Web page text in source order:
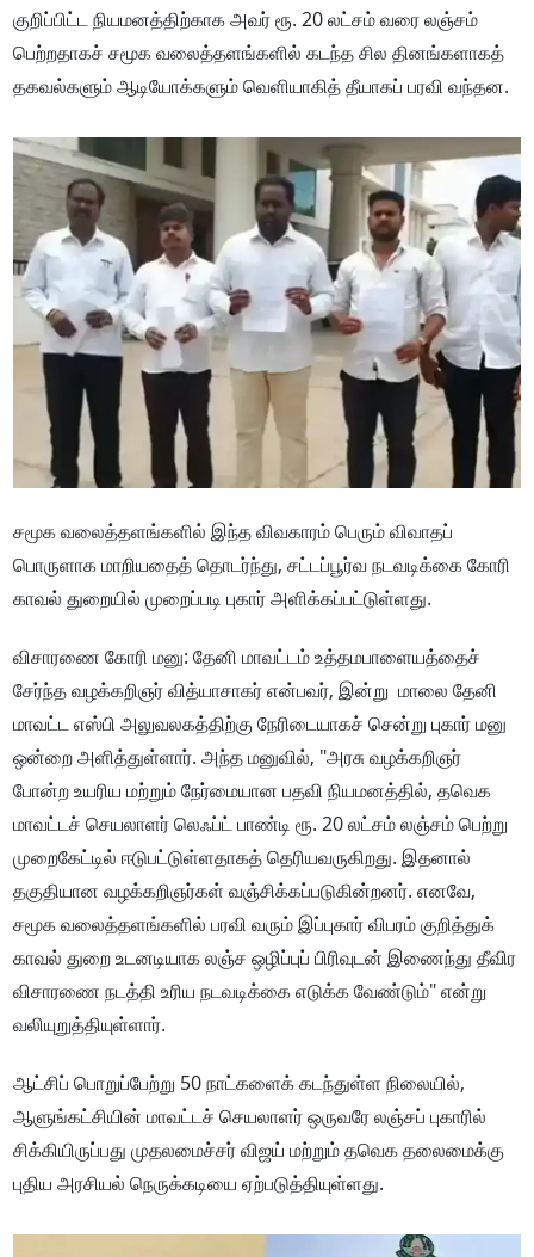
குறிப்பிட்ட நியமனத்திற்காக அவர் ரூ. 20 லட்சம் வரை லஞ்சம்
பெற்றதாகச் சமூக வலைத்தளங்களில் கடந்த சில தினங்களாகத்
தகவல்களும் ஆடியோக்களும் வெளியாகித் தீயாகப் பரவி வந்தன.
சமூக வலைத்தளங்களில் இந்த விவகாரம் பெரும் விவாதப்
பொருளாக மாறியதைத் தொடர்ந்து, சட்டப்பூர்வ நடவடிக்கை கோரி
காவல் துறையில் முறைப்படி புகார் அளிக்கப்பட்டுள்ளது.
விசாரணை கோரி மனு: தேனி மாவட்டம் உத்தமபாளையத்தைச்
சேர்ந்த வழக்கறிஞர் வித்யாசாகர் என்பவர், இன்று மாலை தேனி
மாவட்ட எஸ்பி அலுவலகத்திற்கு நேரிடையாகச் சென்று புகார் மனு
ஒன்றை அளித்துள்ளார். அந்த மனுவில், "அரசு வழக்கறிஞர்
போன்ற உயரிய மற்றும் நேர்மையான பதவி நியமனத்தில், தவெக
மாவட்டச் செயலாளர் லெஃப்ட் பாண்டி ரூ. 20 லட்சம் லஞ்சம் பெற்று
முறைகேட்டில் ஈடுபட்டுள்ளதாகத் தெரியவருகிறது. இதனால்
தகுதியான வழக்கறிஞர்கள் வஞ்சிக்கப்படுகின்றனர். எனவே,
சமூக வலைத்தளங்களில் பரவி வரும் இப்புகார் விபரம் குறித்துக்
காவல் துறை உடனடியாக லஞ்ச ஒழிப்புப் பிரிவுடன் இணைந்து தீவிர
விசாரணை நடத்தி உரிய நடவடிக்கை எடுக்க வேண்டும்" என்று
வலியுறுத்தியுள்ளார்.
ஆட்சிப் பொறுப்பேற்று 50 நாட்களைக் கடந்துள்ள நிலையில்,
ஆளுங்கட்சியின் மாவட்டச் செயலாளர் ஒருவரே லஞ்சப் புகாரில்
சிக்கியிருப்பது முதலமைச்சர் விஜய் மற்றும் தவெக தலைமைக்கு
புதிய அரசியல் நெருக்கடியை ஏற்படுத்தியுள்ளது.